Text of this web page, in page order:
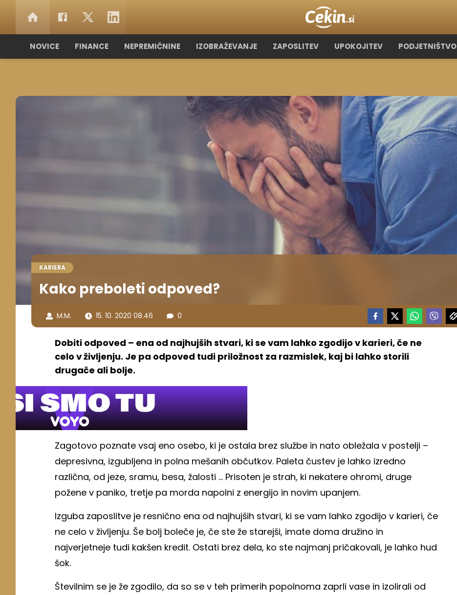
NOVICE FINANCE NEPREMIČNINE IZOBRAŽEVANJE ZAPOSLITEV UPOKOJITEV PODJETNIŠTVO
KARIERA
Kako preboleti odpoved?
M.M. 15. 10. 2020 08.46 0
Dobiti odpoved – ena od najhujših stvari, ki se vam lahko zgodijo v karieri, če ne
celo v življenju. Je pa odpoved tudi priložnost za razmislek, kaj bi lahko storili
drugače ali bolje.
Zagotovo poznate vsaj eno osebo, ki je ostala brez službe in nato obležala v postelji –
depresivna, izgubljena in polna mešanih občutkov. Paleta čustev je lahko izredno
različna, od jeze, sramu, besa, žalosti ... Prisoten je strah, ki nekatere ohromi, druge
požene v paniko, tretje pa morda napolni z energijo in novim upanjem.
Izguba zaposlitve je resnično ena od najhujših stvari, ki se vam lahko zgodijo v karieri, če
ne celo v življenju. Še bolj boleče je, če ste že starejši, imate doma družino in
najverjetneje tudi kakšen kredit. Ostati brez dela, ko ste najmanj pričakovali, je lahko hud
šok.
Številnim se je že zgodilo, da so se v teh primerih popolnoma zaprli vase in izolirali od